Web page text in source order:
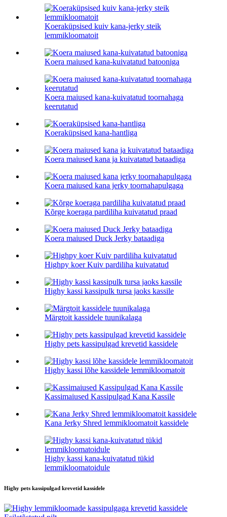
Koeraküpsised kuiv kana-jerky steik
lemmikloomatoit
Koera maiused kana-kuivatatud batooniga
Koera maiused kana-kuivatatud toornahaga
keerutatud
Koeraküpsised kana-hantliga
Koera maiused kana ja kuivatatud bataadiga
Koera maiused kana jerky toornahapulgaga
Kõrge koeraga pardiliha kuivatatud praad
Koera maiused Duck Jerky bataadiga
Highpy koer Kuiv pardiliha kuivatatud
Highy kassi kassipulk tursa jaoks kassile
Märgtoit kassidele tuunikalaga
Highy pets kassipulgad krevetid kassidele
Highy kassi lõhe kassidele lemmikloomatoit
Kassimaiused Kassipulgad Kana Kassile
Kana Jerky Shred lemmikloomatoit kassidele
Highy kassi kana-kuivatatud tükid
lemmikloomatoidule
Highy pets kassipulgad krevetid kassidele